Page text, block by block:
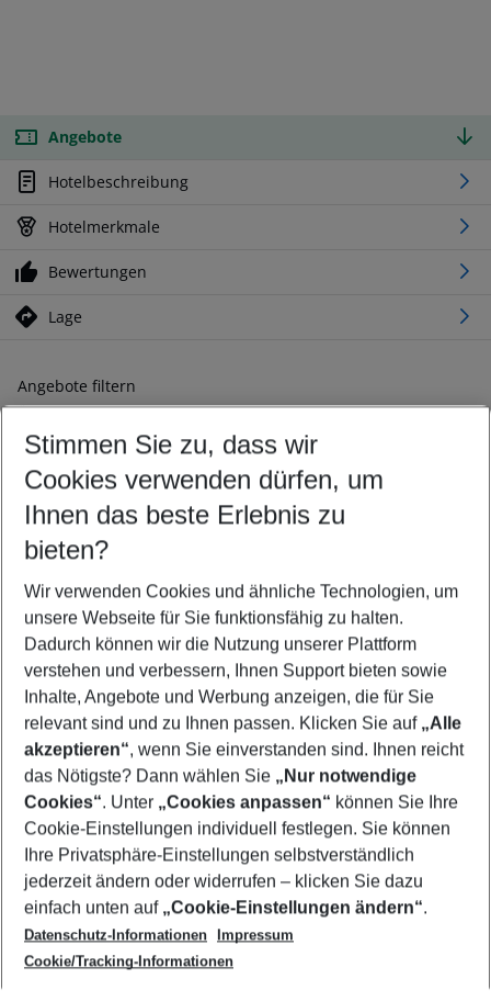
Angebote
Hotelbeschreibung
Hotelmerkmale
Bewertungen
Lage
Angebote filtern
Ändern Sie Ihre Kriterien nach Ihren Wünschen
Abflughafen wählen
Beliebiger Abflughafen
Reisezeitraum wählen
11.08.26– 09.08.27 5-8 Nächte
2 Erwachsene Keine Kinder
Mehr Filter anzeigen
Footer
Footer navigation
Über uns
AGB
Cookie-Einstellungen ändern
Cookie-Richtlinie
Datenschutz
Service & Hilfe
Barrierefreies Reisen
Check-in
Folgen Sie uns
Stimmen Sie zu, dass wir
Cookies verwenden dürfen, um
Ihnen das beste Erlebnis zu
bieten?
Wir verwenden Cookies und ähnliche Technologien, um
unsere Webseite für Sie funktionsfähig zu halten.
Dadurch können wir die Nutzung unserer Plattform
verstehen und verbessern, Ihnen Support bieten sowie
Inhalte, Angebote und Werbung anzeigen, die für Sie
relevant sind und zu Ihnen passen. Klicken Sie auf „Alle
akzeptieren“, wenn Sie einverstanden sind. Ihnen reicht
das Nötigste? Dann wählen Sie „Nur notwendige
Cookies“. Unter „Cookies anpassen“ können Sie Ihre
Cookie-Einstellungen individuell festlegen. Sie können
Ihre Privatsphäre-Einstellungen selbstverständlich
jederzeit ändern oder widerrufen – klicken Sie dazu
einfach unten auf „Cookie-Einstellungen ändern“.
Datenschutz-Informationen
Impressum
Cookie/Tracking-Informationen